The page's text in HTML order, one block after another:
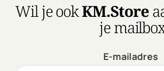
Wil je ookKM.Store
je
E-mailadres